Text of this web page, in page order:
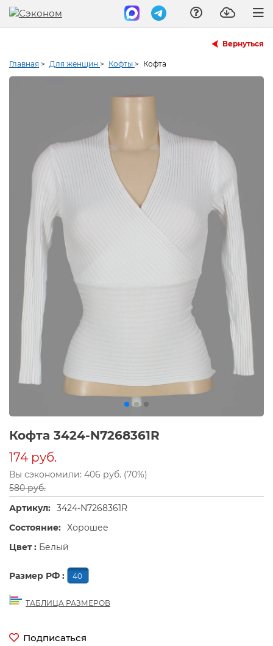
Вернуться
Главная > Для женщин > Кофты > Кофта
Кофта 3424-N7268361R
174 руб.
Вы сэкономили: 406 руб. (70%)
580 руб.
Артикул: 3424-N7268361R
Состояние: Хорошее
Цвет : Белый
Размер РФ : 40
ТАБЛИЦА РАЗМЕРОВ
Подписаться